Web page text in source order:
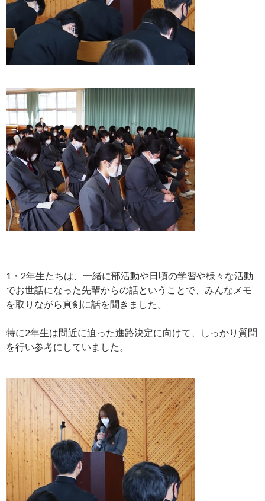
1・2年生たちは、一緒に部活動や日頃の学習や様々な活動
でお世話になった先輩からの話ということで、みんなメモ
を取りながら真剣に話を聞きました。
特に2年生は間近に迫った進路決定に向けて、しっかり質問
を行い参考にしていました。